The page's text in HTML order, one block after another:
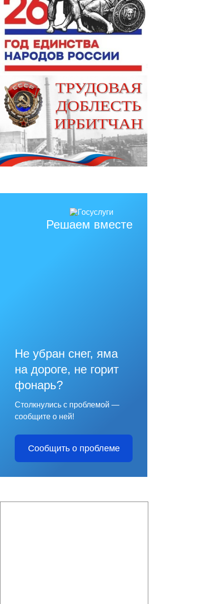
Решаем вместе
Не убран снег, яма
на дороге, не горит
фонарь?
Столкнулись с проблемой —
сообщите о ней!
Сообщить о проблеме